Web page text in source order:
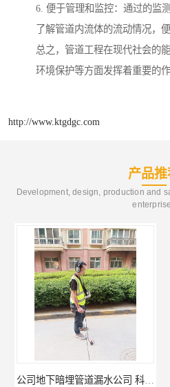
6. 便于管理和监控：通过的监
了解管道内流体的流动情况，
总之，管道工程在现代社会的
环境保护等方面发挥着重要的作
http://www.ktgdgc.com
产品推
Development, design, production and
公司地下暗埋管道漏水公司 科探管道工程